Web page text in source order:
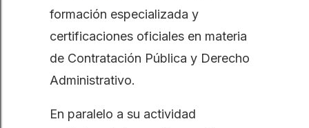
formación especializada y
certificaciones oficiales en materia
de Contratación Pública y Derecho
Administrativo.
En paralelo a su actividad